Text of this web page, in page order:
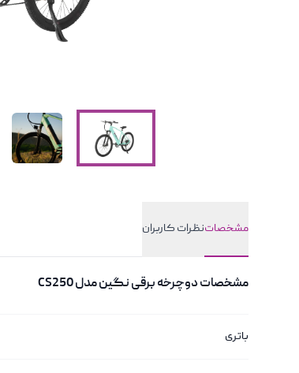
مشخصاتنظرات کاربران
مشخصات
مشخصاتدوچرخه برقی نگین مدل CS250
باتری